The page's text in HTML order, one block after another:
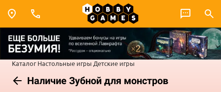
Каталог Настольные игры Детские игры
Наличие Зубной для монстров